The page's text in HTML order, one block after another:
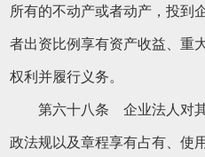
所有的不动产或者动产，投到
者出资比例享有资产收益、重
权利并履行义务。
第六十八条 企业法人对其
政法规以及章程享有占有、使